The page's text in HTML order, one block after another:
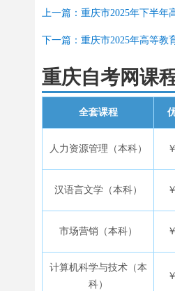
上一篇：重庆市2025年下半年
下一篇：重庆市2025年高等教
重庆自考网课
全套课程
人力资源管理（本科）
汉语言文学（本科）
市场营销（本科）
计算机科学与技术（本
科）